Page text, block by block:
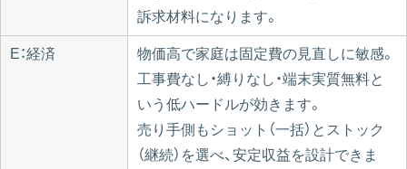
訴求材料になります。
E：経済
物価高で家庭は固定費の見直しに敏感。
工事費なし・縛りなし・端末実質無料と
いう低ハードルが効きます。
売り手側もショット（一括）とストック
（継続）を選べ、安定収益を設計できま